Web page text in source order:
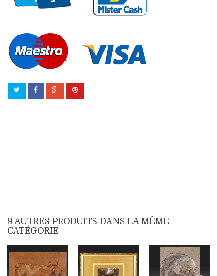
9 AUTRES PRODUITS DANS LA MÊME
CATÉGORIE :